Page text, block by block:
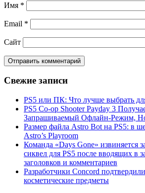
Имя *
Email *
Сайт
Свежие записи
PS5 или ПК: Что лучше выбрать
PS5 Co-op Shooter Payday 3
Запрашиваемый Офлайн-Режим,
Размер файла Astro Bot на PS5: в
Astro’s Playroom
Команда «Days Gone» извиняется
сиквел для PS5 после вводящих в
заголовков и комментариев
Разработчики Concord
косметические предметы